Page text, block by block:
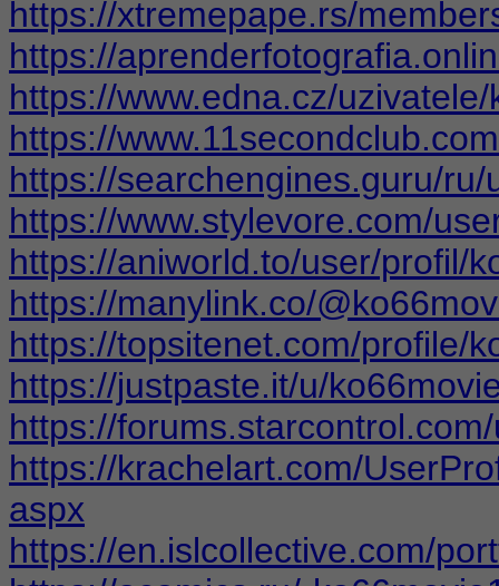
https://xtremepape.rs/
https://
https://www.edna.cz/
https://
https://searchengines.guru/
https://www.stylevore.com/
https://aniworld.to/user/profil/
https://manylink.co/
https://topsitenet.com/profile/
https://justpaste.it/u/
https://
https://krachelart.com/
aspx
https://en.islcollective.com/